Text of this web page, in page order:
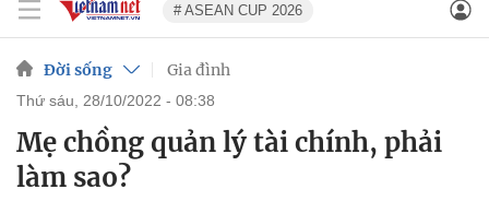
# ASEAN CUP 2026
Đời sống Gia đình
thứ sáu, 28/10/2022 - 08:38
Mẹ chồng quản lý tài chính, phải
làm sao?